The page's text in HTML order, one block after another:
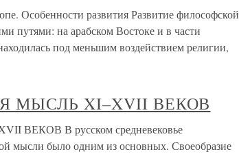
Особенности развития Развитие философской
путями: на арабском Востоке и в части
под меньшим воздействием религии,
МЫСЛЬ XI–XVII ВЕКОВ
В русском средневековье
мысли было одним из основных. Своеобразие